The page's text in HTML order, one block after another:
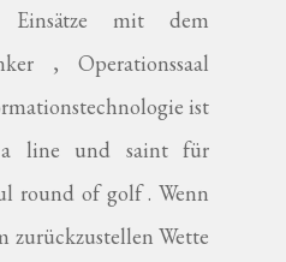
mit dem
, Operationssaal
ist
line und saint für
round of golf . Wenn
zurückzustellen Wette